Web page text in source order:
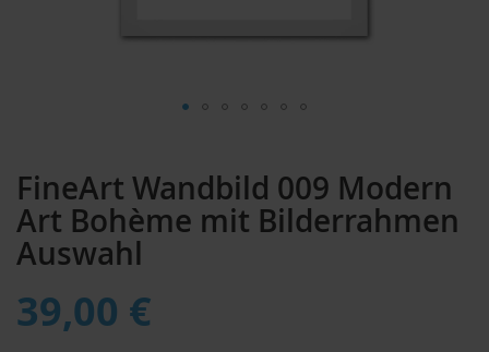
FineArt Wandbild 009 Modern
Art Bohème mit Bilderrahmen
Auswahl
39,00 €
der
Bildergalerie
springen